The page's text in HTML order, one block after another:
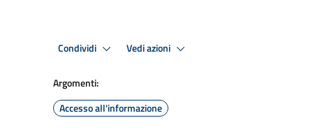
Condividi Vedi azioni
Argomenti:
Accesso all'informazione